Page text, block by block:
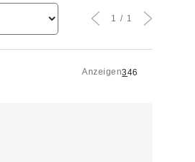
Anzeigen346
1 1